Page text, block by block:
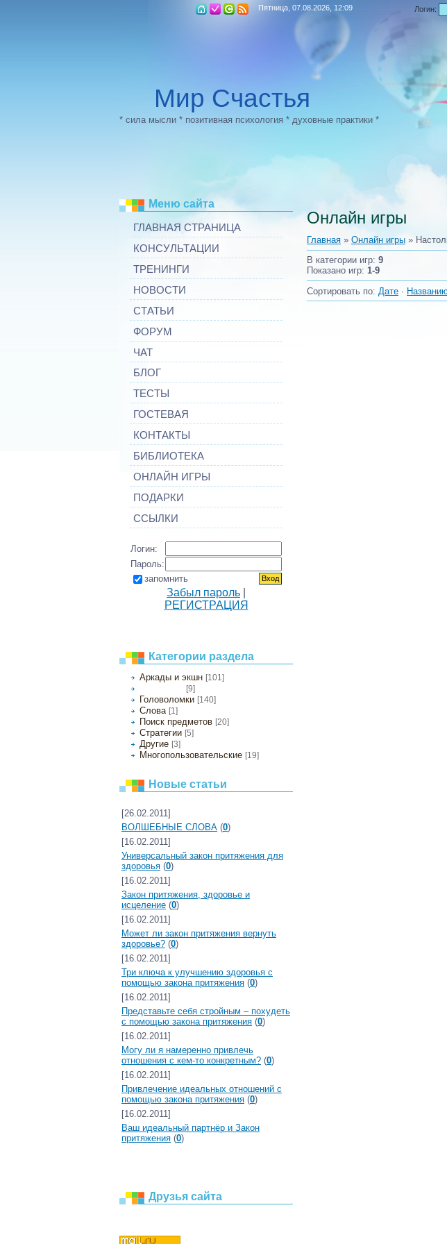
Пятница, 07.08.2026, 12:09
Мир Счастья
* сила мысли * позитивная психология * духовные практики *
Логин:
Меню сайта
ГЛАВНАЯ СТРАНИЦА
КОНСУЛЬТАЦИИ
ТРЕНИНГИ
НОВОСТИ
СТАТЬИ
ФОРУМ
ЧАТ
БЛОГ
ТЕСТЫ
ГОСТЕВАЯ
КОНТАКТЫ
БИБЛИОТЕКА
ОНЛАЙН ИГРЫ
ПОДАРКИ
ССЫЛКИ
Логин:
Пароль:
запомнить
Забыл пароль
РЕГИСТРАЦИЯ
Категории раздела
Аркады и экшн [101]
[9]
Головоломки [140]
Слова [1]
Поиск предметов [20]
Стратегии [5]
Другие [3]
Многопользовательские [19]
Новые статьи
[26.02.2011]
ВОЛШЕБНЫЕ СЛОВА (0)
[16.02.2011]
Универсальный закон притяжения для
здоровья (0)
[16.02.2011]
Закон притяжения, здоровье и
исцеление (0)
[16.02.2011]
Может ли закон притяжения вернуть
здоровье? (0)
[16.02.2011]
Три ключа к улучшению здоровья с
помощью закона притяжения (0)
[16.02.2011]
Представьте себя стройным – похудеть
с помощью закона притяжения (0)
[16.02.2011]
Могу ли я намеренно привлечь
отношения с кем-то конкретным? (0)
[16.02.2011]
Привлечение идеальных отношений с
помощью закона притяжения (0)
[16.02.2011]
Ваш идеальный партнёр и Закон
притяжения (0)
Друзья сайта
Онлайн игры
Главная » Онлайн игры »
В категории игр: 9
Показано игр: 1-9
Сортировать по: Дате ·